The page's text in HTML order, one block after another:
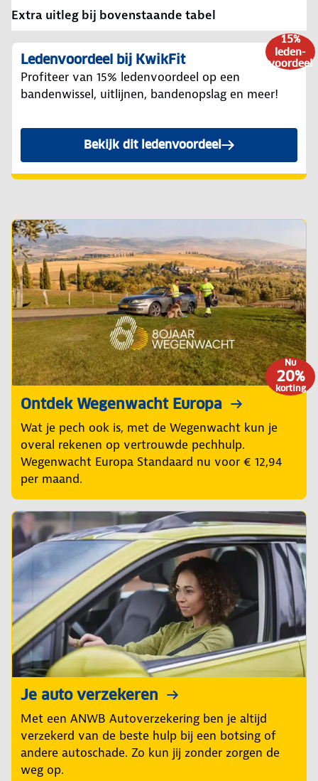
Extra uitleg bij bovenstaande tabel
15%
leden-
voordeel
Ledenvoordeel bij KwikFit
Profiteer van 15% ledenvoordeel op een
bandenwissel, uitlijnen, bandenopslag en meer!
Bekijk dit ledenvoordeel
Nu
20%
korting
Ontdek Wegenwacht Europa
Wat je pech ook is, met de Wegenwacht kun je
overal rekenen op vertrouwde pechhulp.
Wegenwacht Europa Standaard nu voor € 12,94
per maand.
Je auto verzekeren
Met een ANWB Autoverzekering ben je altijd
verzekerd van de beste hulp bij een botsing of
andere autoschade. Zo kun jij zonder zorgen de
weg op.